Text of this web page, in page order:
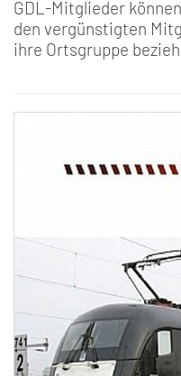
GDL-Mitglieder
den vergünstigten
ihre Ortsgruppe